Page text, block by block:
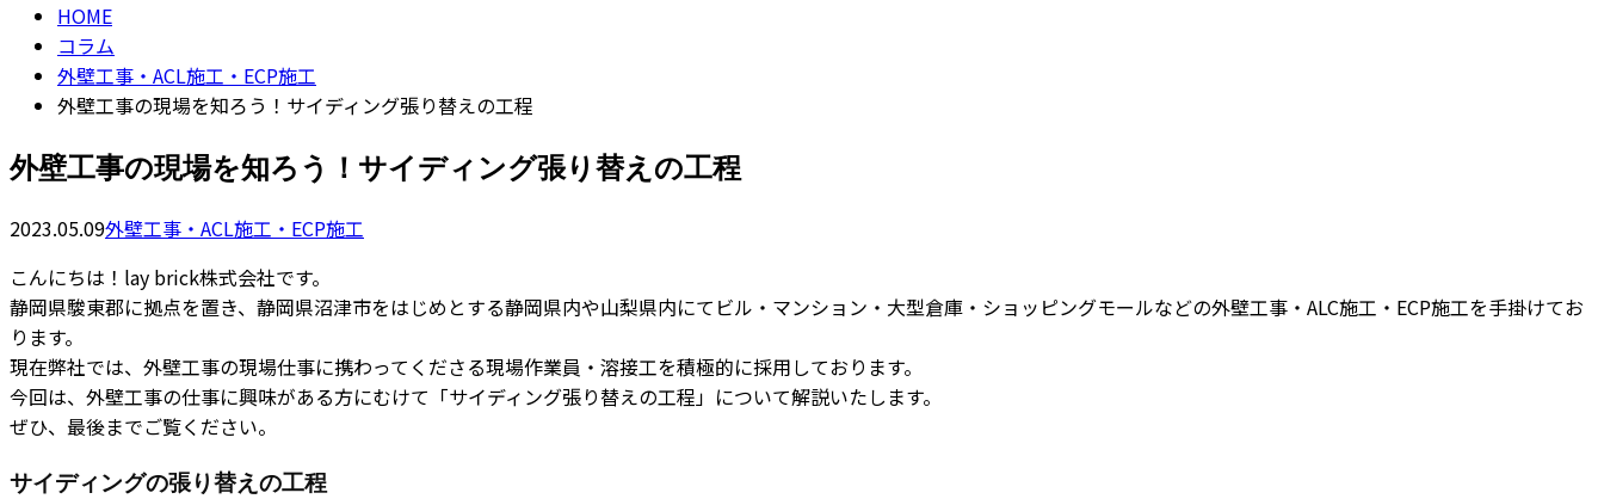
HOME
コラム
外壁工事・ACL施工・ECP施工
外壁工事の現場を知ろう！サイディング張り替えの工程
外壁工事の現場を知ろう！サイディング張り替えの工程
2023.05.09外壁工事・ACL施工・ECP施工
こんにちは！lay brick株式会社です。
静岡県駿東郡に拠点を置き、静岡県沼津市をはじめとする静岡県内や山梨県内にてビル・マンション・大型倉庫・ショッピングモールなどの外壁工事・ALC施工・ECP施工を手掛けてお
ります。
現在弊社では、外壁工事の現場仕事に携わってくださる現場作業員・溶接工を積極的に採用しております。
今回は、外壁工事の仕事に興味がある方にむけて「サイディング張り替えの工程」について解説いたします。
ぜひ、最後までご覧ください。
サイディングの張り替えの工程